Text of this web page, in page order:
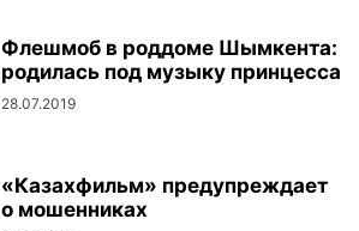
Флешмоб в роддоме Шымкента:
родилась под музыку принцесса
28.07.2019
«Казахфильм» предупреждает
о мошенниках